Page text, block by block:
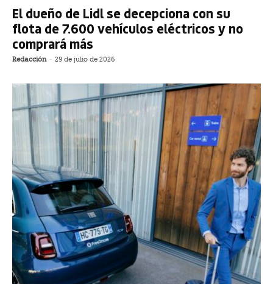
El dueño de Lidl se decepciona con su
flota de 7.600 vehículos eléctricos y no
comprará más
Redacción - 29 de julio de 2026